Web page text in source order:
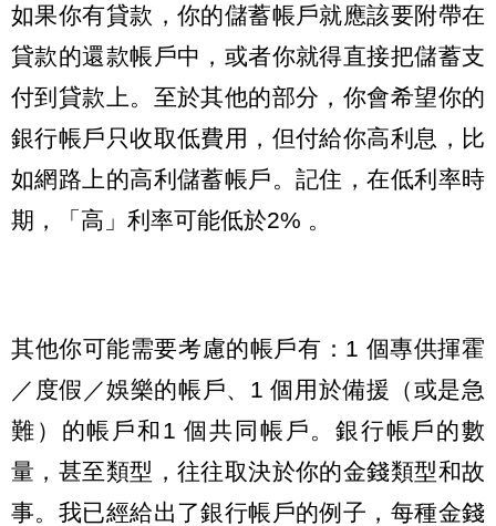
如果你有貸款，你的儲蓄帳戶就應該要附帶在
貸款的還款帳戶中，或者你就得直接把儲蓄支
付到貸款上。至於其他的部分，你會希望你的
銀行帳戶只收取低費用，但付給你高利息，比
如網路上的高利儲蓄帳戶。記住，在低利率時
期，「高」利率可能低於2% 。
其他你可能需要考慮的帳戶有：1 個專供揮霍
／度假／娛樂的帳戶、1 個用於備援（或是急
難）的帳戶和1 個共同帳戶。銀行帳戶的數
量，甚至類型，往往取決於你的金錢類型和故
事。我已經給出了銀行帳戶的例子，每種金錢